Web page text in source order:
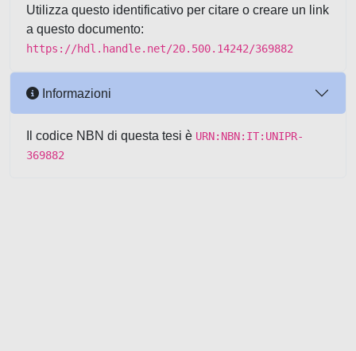
Utilizza questo identificativo per citare o creare un link
a questo documento:
https://hdl.handle.net/20.500.14242/369882
Informazioni
Il codice NBN di questa tesi è URN:NBN:IT:UNIPR-
369882